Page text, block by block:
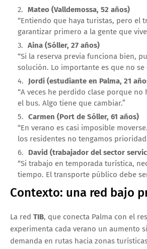
Mateo (Valldemossa, 52 años)
“Entiendo que haya turistas, pero el
garantizar primero a la gente que
Aina (Sóller, 27 años)
“Si la reserva previa funciona bien,
solución. Lo importante es que no se
Jordi (estudiante en Palma, 21
“A veces he perdido clase porque
el bus. Algo tiene que cambiar.”
Carmen (Port de Sóller, 61 años)
“En verano es casi imposible
los residentes no tengamos
David (trabajador del sector
“Si trabajo en temporada turística,
tiempo. El transporte público debe
Contexto: una red bajo
La red TIB, que conecta Palma con el
experimenta cada verano un aumento
demanda en rutas hacia zonas